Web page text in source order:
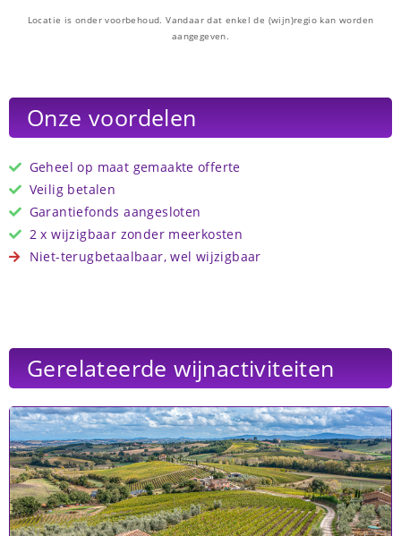
Locatie is onder voorbehoud. Vandaar dat enkel de (wijn)regio kan worden
aangegeven.
Onze voordelen
Geheel op maat gemaakte offerte
Veilig betalen
Garantiefonds aangesloten
2 x wijzigbaar zonder meerkosten
Niet-terugbetaalbaar, wel wijzigbaar
Gerelateerde wijnactiviteiten